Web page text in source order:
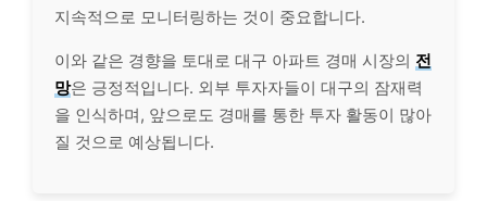
지속적으로 모니터링하는 것이 중요합니다.
이와 같은 경향을 토대로 대구 아파트 경매 시장의 전
망은 긍정적입니다. 외부 투자자들이 대구의 잠재력
을 인식하며, 앞으로도 경매를 통한 투자 활동이 많아
질 것으로 예상됩니다.